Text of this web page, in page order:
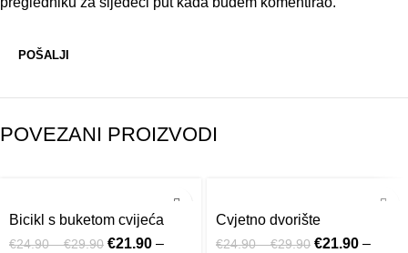
POVEZANI PROIZVODI
Bicikl s buketom cvijeća
€24.90–€29.90 Original price was: €24.90 – €29.90.
€21.90 –
Cvjetno dvorište
€24.90–€29.90 Original price
€21.90 –